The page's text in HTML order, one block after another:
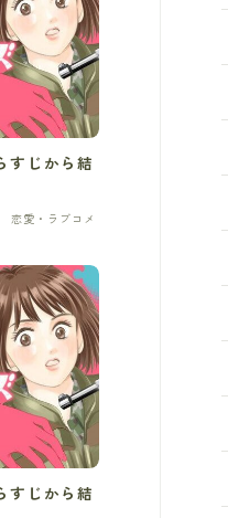
すじから結
恋愛・ラブコメ
すじから結